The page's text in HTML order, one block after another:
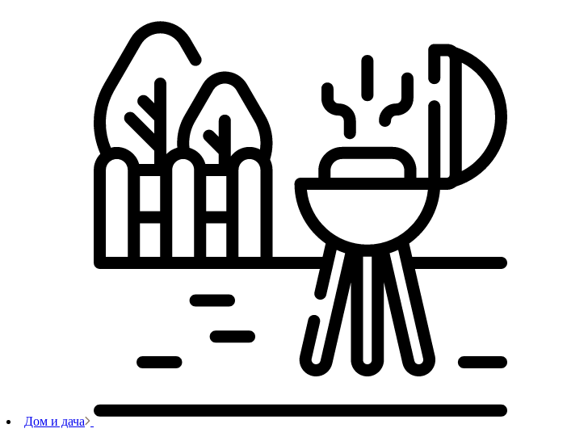
Дом и дача